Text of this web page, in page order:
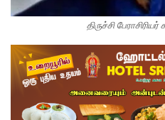
திருச்சி